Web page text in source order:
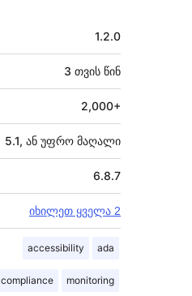
1.2.0
3 თვის წინ
2,000+
5.1, ან უფრო მაღალი
6.8.7
იხილეთ ყველა 2
accessibility ada
compliance monitoring